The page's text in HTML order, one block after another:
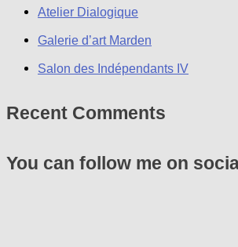
Atelier Dialogique
Galerie d’art Marden
Salon des Indépendants IV
Recent Comments
You can follow me on